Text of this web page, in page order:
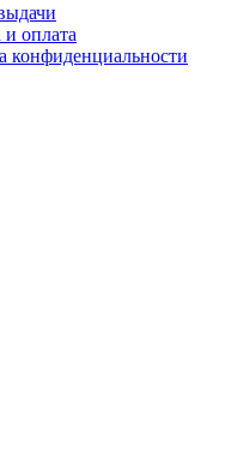
и оплата
конфиденциальности